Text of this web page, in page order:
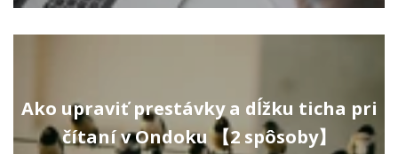
Ako upraviť prestávky a dĺžku ticha pri
čítaní v Ondoku 【2 spôsoby】